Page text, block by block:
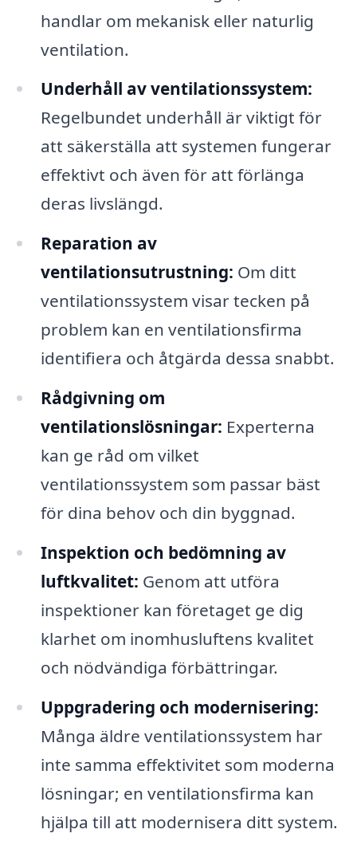
handlar om mekanisk eller naturlig
ventilation.
Underhåll av ventilationssystem:
Regelbundet underhåll är viktigt för
att säkerställa att systemen fungerar
effektivt och även för att förlänga
deras livslängd.
Reparation av
ventilationsutrustning: Om ditt
ventilationssystem visar tecken på
problem kan en ventilationsfirma
identifiera och åtgärda dessa snabbt.
Rådgivning om
ventilationslösningar: Experterna
kan ge råd om vilket
ventilationssystem som passar bäst
för dina behov och din byggnad.
Inspektion och bedömning av
luftkvalitet: Genom att utföra
inspektioner kan företaget ge dig
klarhet om inomhusluftens kvalitet
och nödvändiga förbättringar.
Uppgradering och modernisering:
Många äldre ventilationssystem har
inte samma effektivitet som moderna
lösningar; en ventilationsfirma kan
hjälpa till att modernisera ditt system.